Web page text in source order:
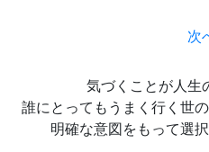
次
気づくことが人生
誰にとってもうまく行く世
明確な意図をもって選